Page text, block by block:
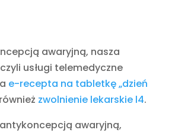
awaryjną, nasza
usługi telemedyczne
e-recepta na tabletkę „dzień
zwolnienie lekarskie l4.
awaryjną,